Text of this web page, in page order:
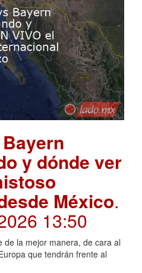
y dónde ver
México.
13:50
de la mejor manera, de cara al
que tendrán frente al